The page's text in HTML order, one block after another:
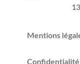
Mentions
Confidentialité